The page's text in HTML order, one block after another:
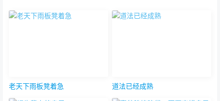
老天下雨板凳着急 道法已经成熟